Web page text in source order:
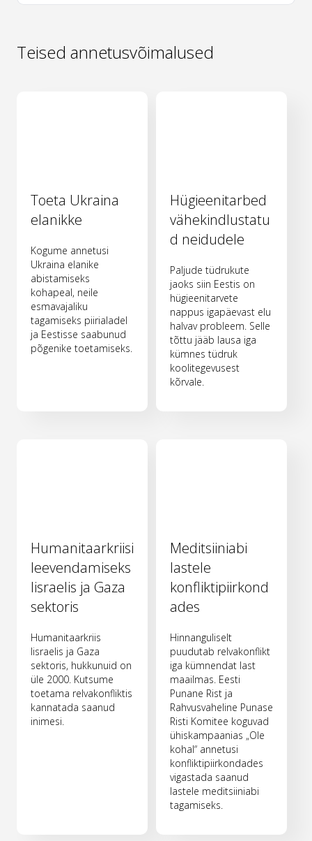
Teised annetusvõimalused
Toeta Ukraina
elanikke
Kogume annetusi
Ukraina elanike
abistamiseks
kohapeal, neile
esmavajaliku
tagamiseks piirialadel
ja Eestisse saabunud
põgenike toetamiseks.
Hügieenitarbed
vähekindlustatu
d neidudele
Paljude tüdrukute
jaoks siin Eestis on
hügieenitarvete
nappus igapäevast elu
halvav probleem. Selle
tõttu jääb lausa iga
kümnes tüdruk
koolitegevusest
kõrvale.
Humanitaarkriisi
leevendamiseks
Iisraelis ja Gaza
sektoris
Humanitaarkriis
Iisraelis ja Gaza
sektoris, hukkunuid on
üle 2000. Kutsume
toetama relvakonfliktis
kannatada saanud
inimesi.
Meditsiiniabi
lastele
konfliktipiirkond
ades
Hinnanguliselt
puudutab relvakonflikt
iga kümnendat last
maailmas. Eesti
Punane Rist ja
Rahvusvaheline Punase
Risti Komitee koguvad
ühiskampaanias „Ole
kohal“ annetusi
konfliktipiirkondades
vigastada saanud
lastele meditsiiniabi
tagamiseks.